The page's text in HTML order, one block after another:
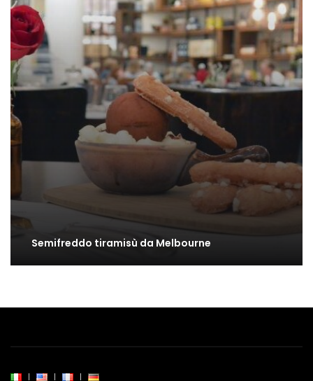
Semifreddo tiramisù da Melbourne